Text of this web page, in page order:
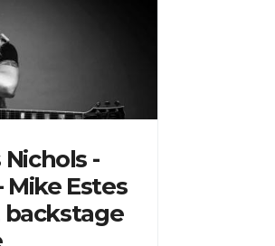
-
Mike Estes
backstage